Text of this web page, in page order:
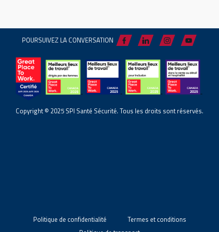
POURSUIVEZ LA CONVERSATION
Copyright © 2025 SPI Santé Sécurité. Tous les droits sont réservés.
Politique de confidentialité
Termes et conditions